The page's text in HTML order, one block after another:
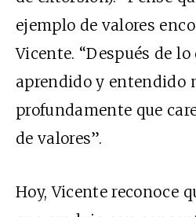
ejemplo de valores
Vicente. “Después de
aprendido y entendido
profundamente que
de valores”.
Hoy, Vicente reconoce